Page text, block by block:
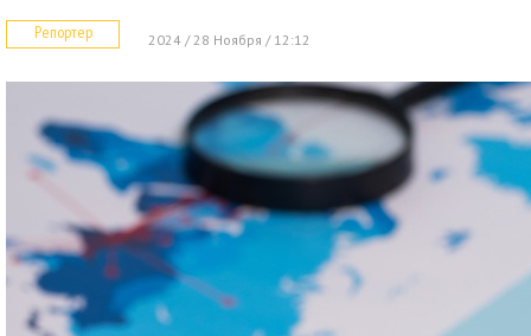
Репортер 2024 / 28 Ноября / 12:12